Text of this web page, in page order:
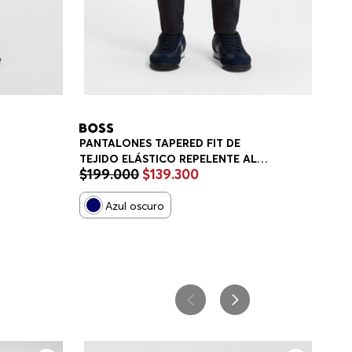
PANTALONES TAPERED FIT DE
TEJIDO ELÁSTICO REPELENTE AL
AGUA PANTALONES CASUALES
TAPERED FIT HOMBRE
$199.000 $139.300
Azul oscuro